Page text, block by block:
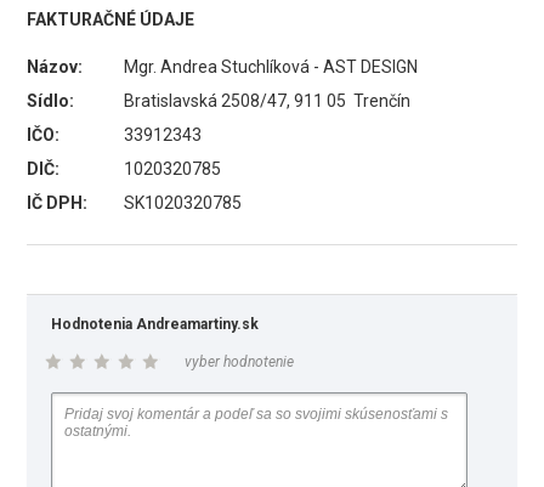
FAKTURAČNÉ ÚDAJE
Názov:
Mgr. Andrea Stuchlíková - AST DESIGN
Sídlo:
Bratislavská 2508/47, 911 05 Trenčín
IČO:
33912343
DIČ:
1020320785
IČ DPH:
SK1020320785
Hodnotenia Andreamartiny.sk
vyber hodnotenie